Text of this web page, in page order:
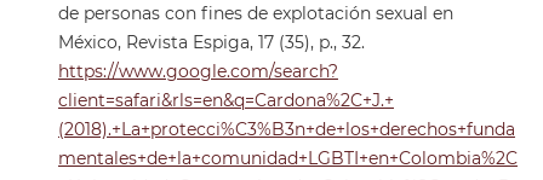
de personas con fines de explotación sexual en
México, Revista Espiga, 17 (35), p., 32.
https://www.google.com/search?
client=safari&rls=en&q=Cardona%2C+J.+
(2018).+La+protecci%C3%B3n+de+los+derechos+funda
mentales+de+la+comunidad+LGBTI+en+Colombia%2C